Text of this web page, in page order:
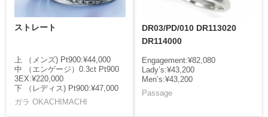
ストレート
上 （メンズ) Pt900:¥44,000
中 （エンゲージ）0.3ct Pt900
3EX:¥220,000
下 （レディス) Pt900:¥47,000
ガラ OKACHIMACHI
DR03/PD/010 DR113020
DR114000
Engagement:¥82,080
Lady’s:¥43,200
Men’s:¥43,200
Passage